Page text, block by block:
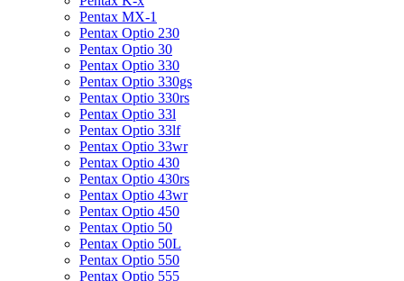
Pentax MX-1
Pentax Optio 230
Pentax Optio 30
Pentax Optio 330
Pentax Optio 330gs
Pentax Optio 330rs
Pentax Optio 33l
Pentax Optio 33lf
Pentax Optio 33wr
Pentax Optio 430
Pentax Optio 430rs
Pentax Optio 43wr
Pentax Optio 450
Pentax Optio 50
Pentax Optio 50L
Pentax Optio 550
Pentax Optio 555